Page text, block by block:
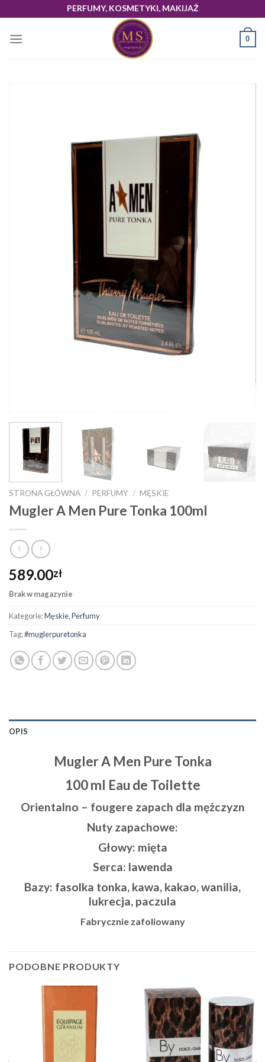
to
content
PERFUMY, KOSMETYKI, MAKIJAŻ
0
STRONA GŁÓWNA / PERFUMY / MĘSKIE
Mugler A Men Pure Tonka 100ml
589.00zł
Brak w magazynie
Kategorie:Męskie,Perfumy
Tag:#muglerpuretonka
OPIS
Mugler A Men Pure Tonka
100 ml Eau de Toilette
Orientalno – fougere zapach dla mężczyzn
Nuty zapachowe:
Głowy: mięta
Serca: lawenda
Bazy: fasolka tonka, kawa, kakao, wanilia,
lukrecja, paczula
Fabrycznie zafoliowany
PODOBNE PRODUKTY